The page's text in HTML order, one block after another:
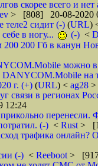
скорее всего и
> [808] 20-08-2020
теле2 сидит (-) (URL)
в ногу...
(-) <
200 Гб в канун
можно в
DANYCOM.Mobile
г. (+) (URL) < ag28 >
связи в регионах
12:24
(-) < Rust >
трафика
(-) < Reeboot >